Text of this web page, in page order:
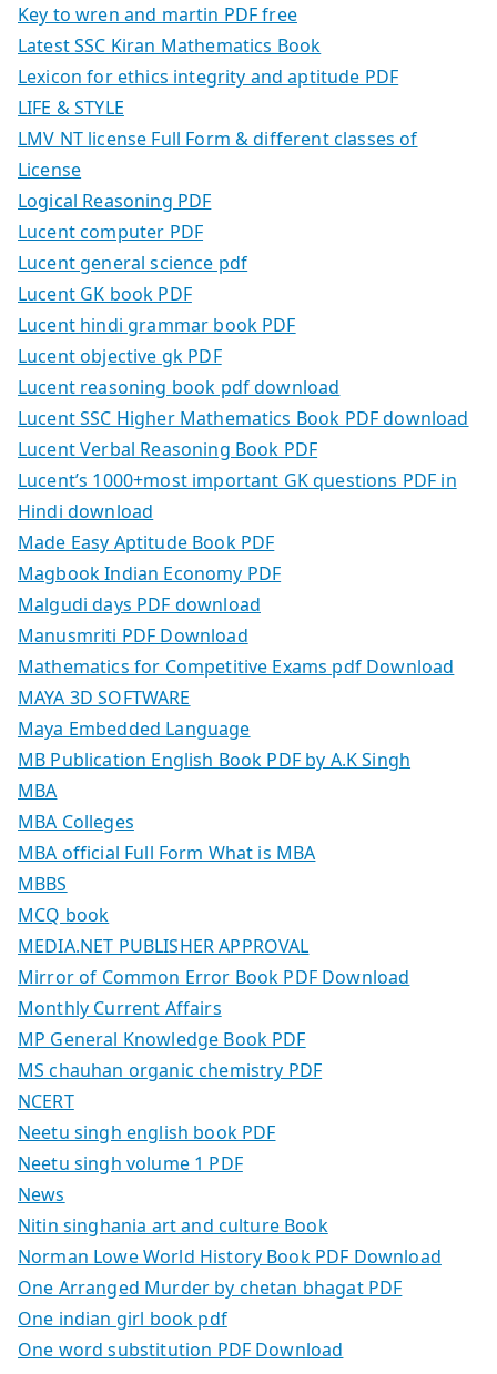
Key to wren and martin PDF free
Latest SSC Kiran Mathematics Book
Lexicon for ethics integrity and aptitude PDF
LIFE & STYLE
LMV NT license Full Form & different classes of
License
Logical Reasoning PDF
Lucent computer PDF
Lucent general science pdf
Lucent GK book PDF
Lucent hindi grammar book PDF
Lucent objective gk PDF
Lucent reasoning book pdf download
Lucent SSC Higher Mathematics Book PDF download
Lucent Verbal Reasoning Book PDF
Lucent’s 1000+most important GK questions PDF in
Hindi download
Made Easy Aptitude Book PDF
Magbook Indian Economy PDF
Malgudi days PDF download
Manusmriti PDF Download
Mathematics for Competitive Exams pdf Download
MAYA 3D SOFTWARE
Maya Embedded Language
MB Publication English Book PDF by A.K Singh
MBA
MBA Colleges
MBA official Full Form What is MBA
MBBS
MCQ book
MEDIA.NET PUBLISHER APPROVAL
Mirror of Common Error Book PDF Download
Monthly Current Affairs
MP General Knowledge Book PDF
MS chauhan organic chemistry PDF
NCERT
Neetu singh english book PDF
Neetu singh volume 1 PDF
News
Nitin singhania art and culture Book
Norman Lowe World History Book PDF Download
One Arranged Murder by chetan bhagat PDF
One indian girl book pdf
One word substitution PDF Download